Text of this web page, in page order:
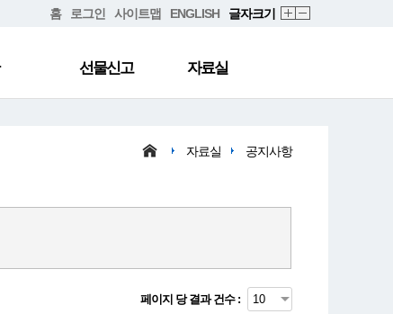
홈 로그인 사이트맵 ENGLISH 글자크기
선물신고 자료실
자료실 공지사항
페이지 당 결과 건수 :